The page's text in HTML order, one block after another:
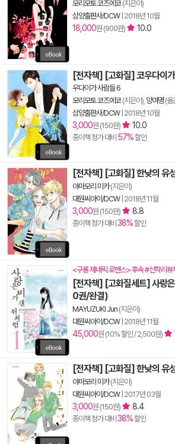
모리모토 코즈에코(지은이)
삼양출판사/DCW| 2018년 10월
18,000원 (900원) 10.0
[전자책] [고화질] 코우다이
우다이가 사람들 6
모리모토 코즈에코(지은이), 양여명(옮
삼양출판사/DCW| 2018년 10월
3,000원 (150원) 10.0
종이책 정가 대비 57%할인
[전자책] [고화질] 한낮의 유
야마모리 미카(지은이)
대원씨아이/DCW| 2018년 11월
3,000원 (150원) 8.8
종이책 정가 대비 38%할인
<구룡 제네릭 로맨스> 후속 #선착리뷰
[전자책] [고화질세트] 사랑
0권/완결)
MAYUZUKI Jun (지은이)
대원씨아이/DCW| 2018년 11월
45,000원 (10% 할인 / 2,500원)
[전자책] [고화질] 한낮의 유
야마모리 미카(지은이)
대원씨아이/DCW| 2017년 03월
3,000원 (150원) 8.4
종이책 정가 대비 38%할인